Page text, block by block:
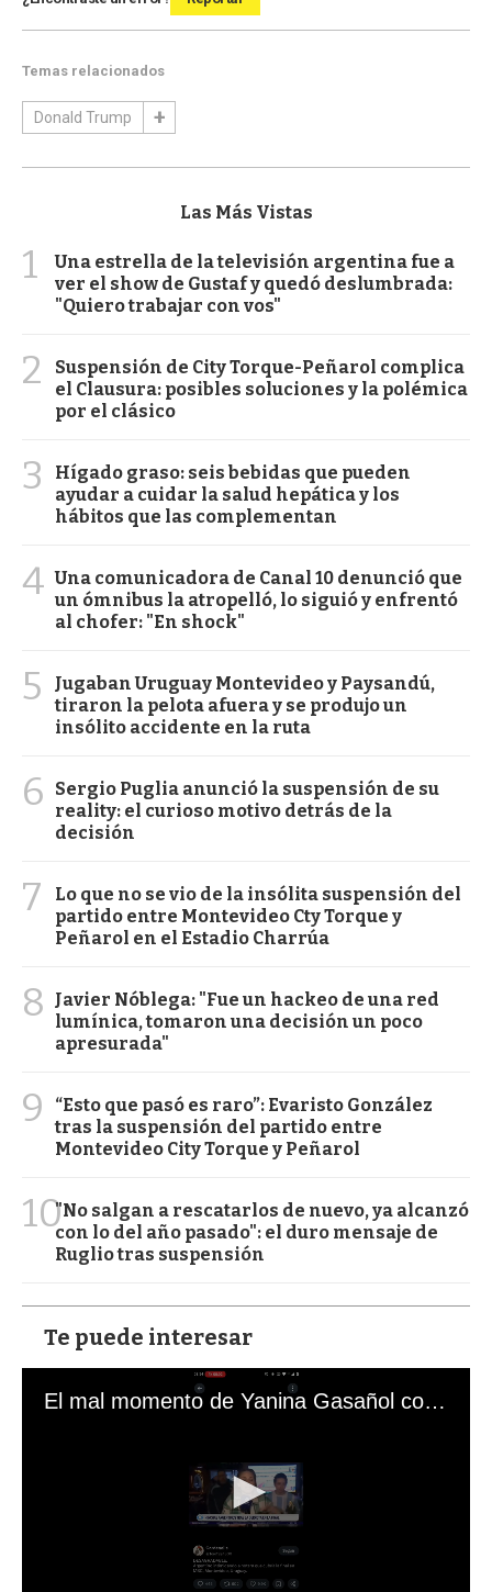
Temas relacionados
Donald Trump
Las Más Vistas
1
Una estrella de la televisión argentina fue a
ver el show de Gustaf y quedó deslumbrada:
"Quiero trabajar con vos"
2
Suspensión de City Torque-Peñarol complica
el Clausura: posibles soluciones y la polémica
por el clásico
3
Hígado graso: seis bebidas que pueden
ayudar a cuidar la salud hepática y los
hábitos que las complementan
4 Una comunicadora de Canal 10 denunció que
un ómnibus la atropelló, lo siguió y enfrentó
al chofer: "En shock"
5
Jugaban Uruguay Montevideo y Paysandú,
tiraron la pelota afuera y se produjo un
insólito accidente en la ruta
6
Sergio Puglia anunció la suspensión de su
reality: el curioso motivo detrás de la
decisión
7
Lo que no se vio de la insólita suspensión del
partido entre Montevideo Cty Torque y
Peñarol en el Estadio Charrúa
8
Javier Nóblega: "Fue un hackeo de una red
lumínica, tomaron una decisión un poco
apresurada"
9
“Esto que pasó es raro”: Evaristo González
tras la suspensión del partido entre
Montevideo City Torque y Peñarol
10"No salgan a rescatarlos de nuevo, ya alcanzó
con lo del año pasado": el duro mensaje de
Ruglio tras suspensión
Te puede interesar
El mal momento de Yanina Gasañol con un hincha argentino en "Subrayado"